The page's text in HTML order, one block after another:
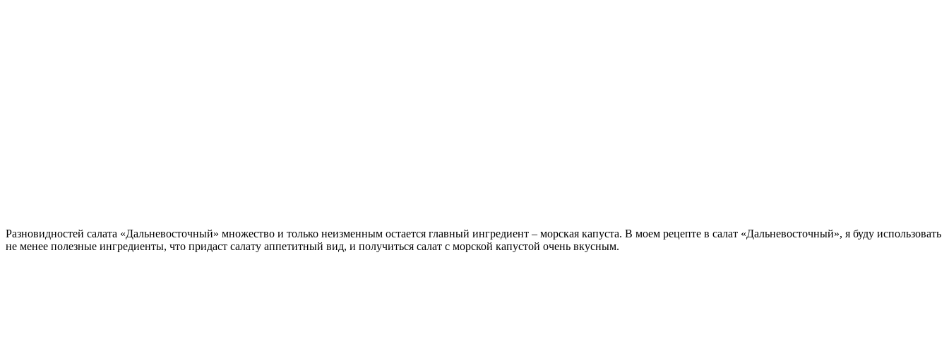
Разновидностей салата «Дальневосточный» множество и только неизменным остается главный ингредиент – морская капуста. В моем рецепте в салат «Дальневосточный», я буду использовать
не менее полезные ингредиенты, что придаст салату аппетитный вид, и получиться салат с морской капустой очень вкусным.